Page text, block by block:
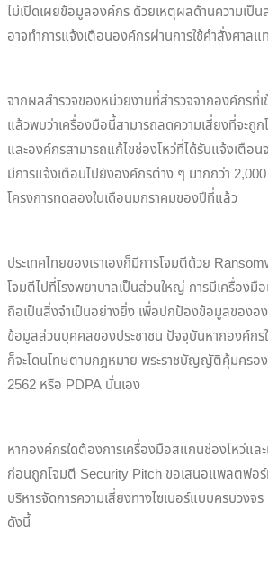
ไม่เปิดเผยข้อมูลองค์กร ด้วยเหตุผลด้านความเป็
อาจทำการแจ้งเตือนองค์กรผ่านการใช้คำสั่งศาลแ
จากผลสำรวจของหน่วยงานที่สำรวจจากองค์กรที่เ
แล้วพบว่าเครื่องมือนี้สามารถลดความเสี่ยงที่จะถู
และองค์กรสามารถแก้ไขช่องโหว่ที่ได้รับแจ้งเตือ
มีการแจ้งเตือนไปยังองค์กรต่าง ๆ มากกว่า
โครงการทดลองในเดือนมกราคมของปีที่แล้ว
ประเทศไทยของเราเองก็มีการโจมตีด้วย
โจมตีไปที่โรงพยาบาลเป็นส่วนใหญ่ การมีเครื่อง
ถือเป็นสิ่งจำเป็นอย่างยิ่ง เพื่อปกป้องข้อมูลของอ
ข้อมูลส่วนบุคคลของประชาชน ปัจจุบันหากองค์กร
ก็จะโดนโทษตามกฎหมาย พระราชบัญญัติคุ้มคร
2562 หรือ PDPA นั่นเอง
หากองค์กรใดต้องการเครื่องมือสแกนช่องโหว่แล
ก่อนถูกโจมตี Security Pitch ขอเสนอแพลตฟอร์
บริหารจัดการความเสี่ยงทางไซเบอร์แบบครบวงจ
ดังนี้